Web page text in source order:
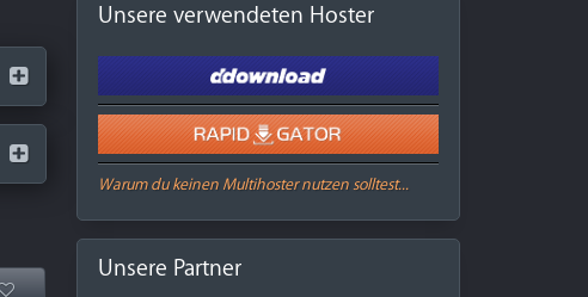
Unsere verwendeten Hoster
Warum du keinen Multihoster nutzen solltest...
Unsere Partner